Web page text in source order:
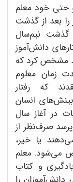
حتی خود معلم
را بعد از گذشت
نیم‌سال
دانش‌آموز
مشخص کرد که
زمان معلوم
که رفتار
انسان
در آغاز سال
صرف‌نظر از
یا خیر،
می‌شود. معلم
و کتاب